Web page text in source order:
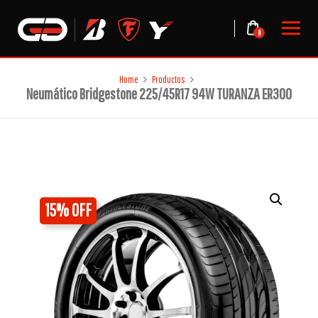
content
0
Home Productos
Neumático Bridgestone 225/45R17 94W TURANZA ER300
15% OFF